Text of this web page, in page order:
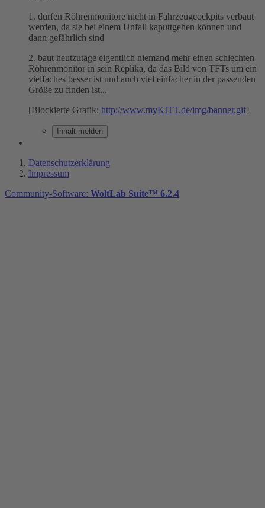
1. dürfen Röhrenmonitore nicht in Fahrzeugcockpits verbaut
werden, da sie bei einem Unfall kaputtgehen können und
dann gefährlich sind
2. baut heutzutage eigentlich niemand mehr einen schlechten
Röhrenmonitor in sein Replika, da das Bild von TFTs um ein
vielfaches besser ist und auch viel einfacher in der passenden
Größe zu finden ist...
[Blockierte Grafik: http://www.myKITT.de/img/banner.gif]
Inhalt melden
Datenschutzerklärung
Impressum
Community-Software: WoltLab Suite™ 6.2.4